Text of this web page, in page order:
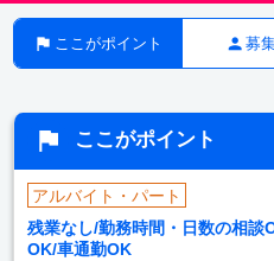
ここがポイント 募
ここがポイント
アルバイト・パート
残業なし/勤務時間・日数の相談
OK/車通勤OK